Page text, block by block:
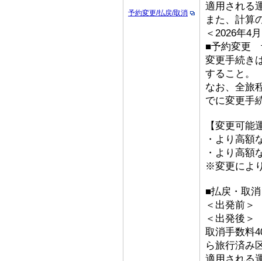
予約変更/払戻/取消
適用される
また、計算
＜2026年4
■予約変更
変更手続き
すること。
なお、全旅
でに変更手
【変更可能
・より高額
・より高額
※変更によ
■払戻・取消
＜出発前＞
＜出発後＞
取消手数料
ら旅行済み